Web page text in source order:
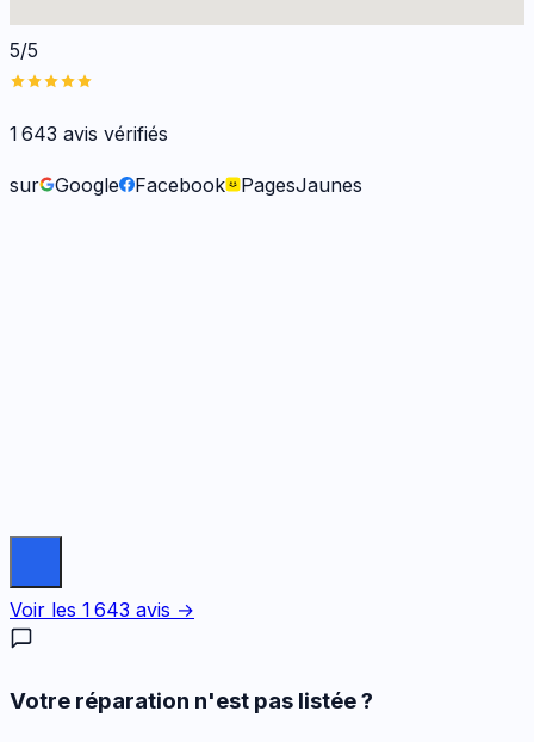
5/5
1 643 avis vérifiés
sur Google Facebook PagesJaunes
Voir les 1 643 avis →
Votre réparation n'est pas listée ?